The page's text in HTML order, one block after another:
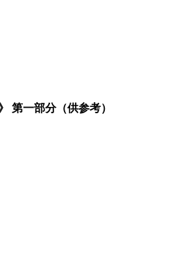
第一部分（供参考）